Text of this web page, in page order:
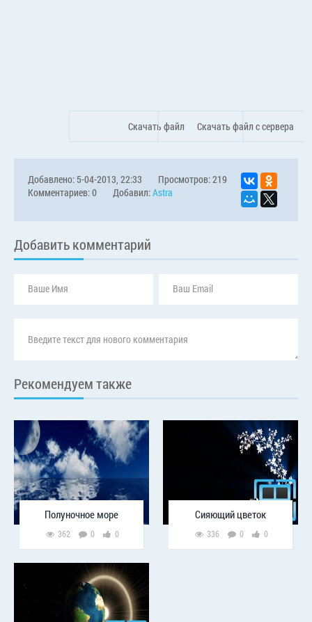
Скачать файл Скачать файл с сервера
Добавлено: 5-04-2013, 22:33
Просмотров: 219
Комментариев: 0
Добавил:Astra
Добавить комментарий
Рекомендуем также
Полуночное море
362 0 0
Сияющий цветок
336 0 0